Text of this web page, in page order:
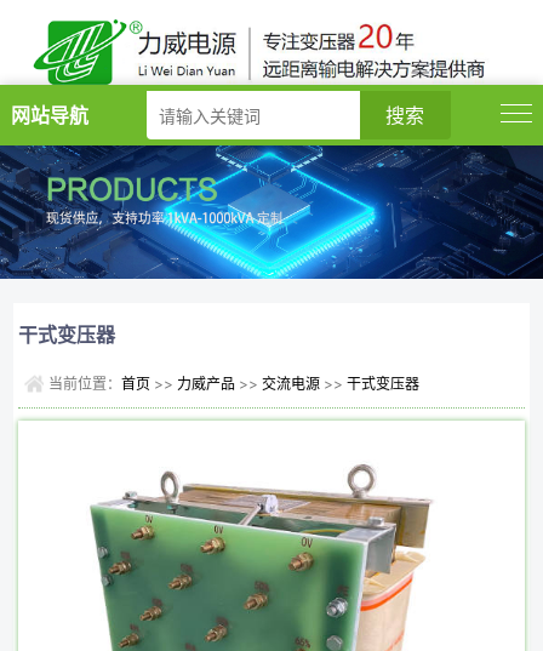
网站导航
干式变压器
当前位置：首页 >> 力威产品 >>交流电源 >>干式变压器